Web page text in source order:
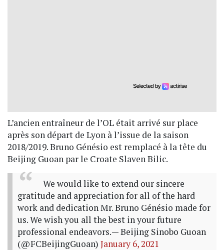
L’ancien entraîneur de l’OL était arrivé sur place
après son départ de Lyon à l’issue de la saison
2018/2019. Bruno Génésio est remplacé à la tête du
Beijing Guoan par le Croate Slaven Bilic.
We would like to extend our sincere
gratitude and appreciation for all of the hard
work and dedication Mr. Bruno Génésio made for
us. We wish you all the best in your future
professional endeavors.— Beijing Sinobo Guoan
(@FCBeijingGuoan) January 6, 2021